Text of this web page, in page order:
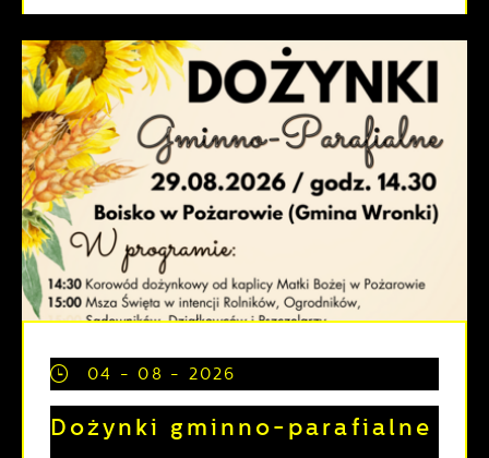
04 - 08 - 2026
Dożynki gminno-parafialne